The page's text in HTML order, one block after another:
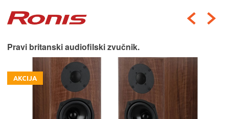
Pravi britanski audiofilski zvučnik.
AKCIJA